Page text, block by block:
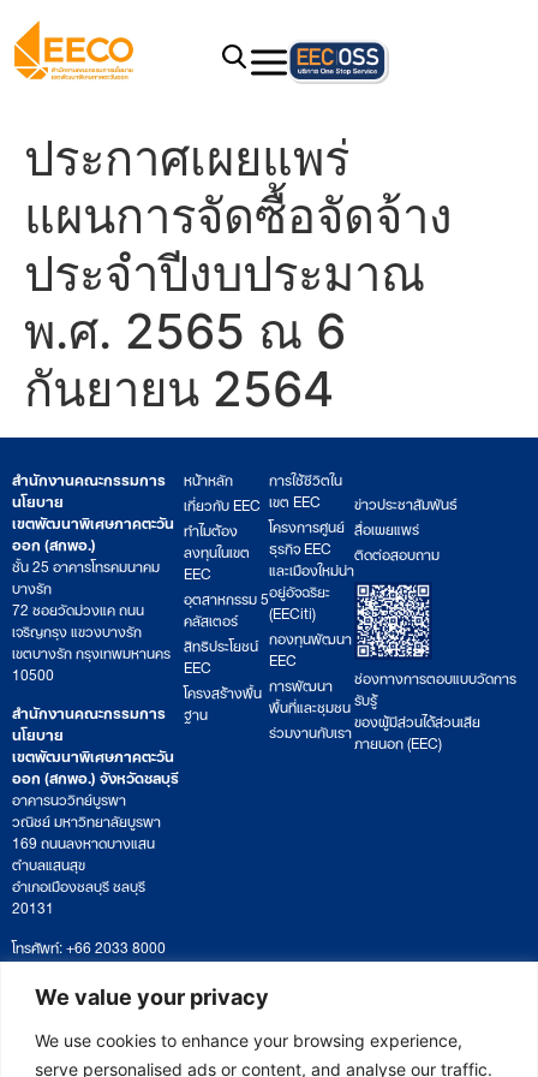
We value your privacy
We use cookies to enhance your browsing experience,
serve personalised ads or content, and analyse our traffic.
ประกาศเผยแพร่
แผนการจัดซื้อจัดจ้าง
ประจำปีงบประมาณ
พ.ศ. 2565 ณ 6
กันยายน 2564
สำนักงานคณะกรรมการ
นโยบาย
เขตพัฒนาพิเศษภาคตะวัน
ออก (สกพอ.)
ชั้น 25 อาคารโทรคมนาคม
บางรัก
72 ซอยวัดม่วงแค ถนน
เจริญกรุง แขวงบางรัก
เขตบางรัก กรุงเทพมหานคร
10500
สำนักงานคณะกรรมการ
นโยบาย
เขตพัฒนาพิเศษภาคตะวัน
ออก (สกพอ.) จังหวัดชลบุรี
อาคารนววิทย์บูรพา
วณิชย์ มหาวิทยาลัยบูรพา
169 ถนนลงหาดบางแสน
ตำบลแสนสุข
อำเภอเมืองชลบุรี ชลบุรี
20131
โทรศัพท์: +66 2033 8000
เวลาทำการ: จันทร์ – ศุกร์
09:00 – 17:00 น.
ติดตามหนังสือหรือยื่นเอกสาร
saraban@eeco.or.th
หน้าหลัก
เกี่ยวกับ EEC
ทำไมต้อง
ลงทุนในเขต
EEC
อุตสาหกรรม 5
คลัสเตอร์
สิทธิประโยชน์
EEC
โครงสร้างพื้น
ฐาน
การใช้ชีวิตใน
เขต EEC
โครงการศูนย์
ธุรกิจ EEC
และเมืองใหม่น่า
อยู่อัจฉริยะ
(EECiti)
กองทุนพัฒนา
EEC
การพัฒนา
พื้นที่และชุมชน
ร่วมงานกับเรา
ข่าวประชาสัมพันธ์
สื่อเผยแพร่
ติดต่อสอบถาม
ช่องทางการตอบแบบวัดการ
รับรู้
ของผู้มีส่วนได้ส่วนเสีย
ภายนอก (EEC)